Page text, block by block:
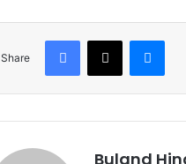
Share
Facebook
X
Buland